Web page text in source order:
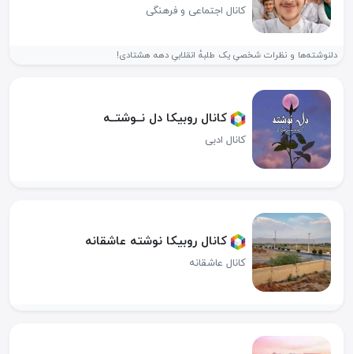
کانال اجتماعی و فرهنگی
دلنوشته‌ها و نظرات شخصیِ یک طلبهٔ انقلابیِ دهه هشتادی!
کانال روبیکا دل نــوشتــه
کانال ادبی
کانال روبیکا نوشته عاشقانه
کانال عاشقانه